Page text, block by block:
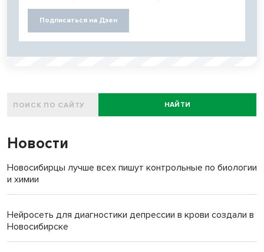
Подписаться на Дзен
НАЙТИ
Новости
Новосибирцы лучше всех пишут контрольные по биологии
и химии
Нейросеть для диагностики депрессии в крови создали в
Новосибирске